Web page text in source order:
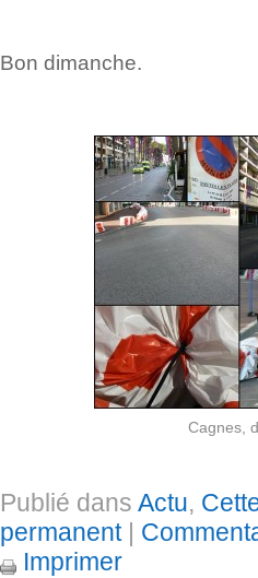
Bon dimanche.
Cagnes,
Publié dans Actu,
permanent|
Imprimer